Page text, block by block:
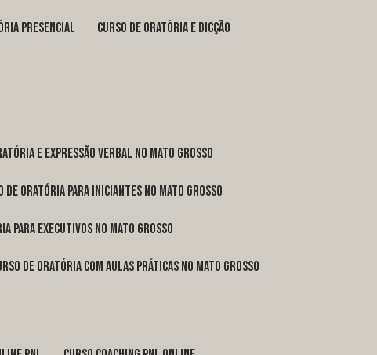
presencial curso de oratória e dicção
e expressão verbal no Mato Grosso
de oratória para iniciantes no Mato Grosso
para executivos no Mato Grosso
de oratória com aulas práticas no Mato Grosso